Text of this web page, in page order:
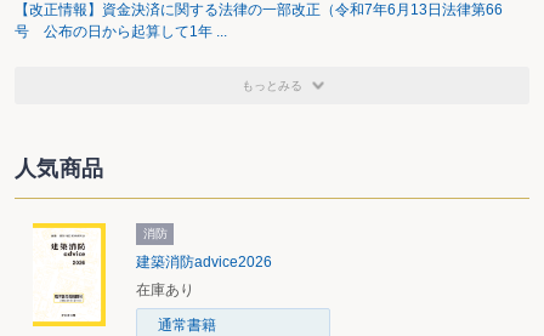
【改正情報】資金決済に関する法律の一部改正（令和7年6月13日法律第66
号 公布の日から起算して1年 ...
もっとみる
人気商品
消防
建築消防advice2026
在庫あり
通常書籍